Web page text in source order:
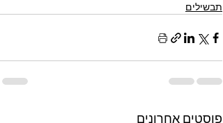
תבשילים
פוסטים אחרונים